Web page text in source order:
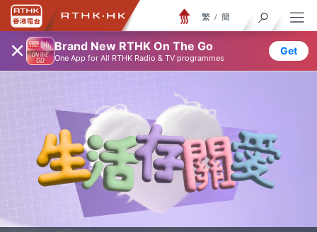
× Brand New RTHK On The Go
One App for All RTHK Radio & TV programmes
Get
繁 / 簡